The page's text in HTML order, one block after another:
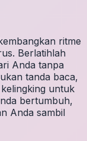
ritme
Berlatihlah
Anda tanpa
tanda baca,
untuk
bertumbuh,
Anda sambil